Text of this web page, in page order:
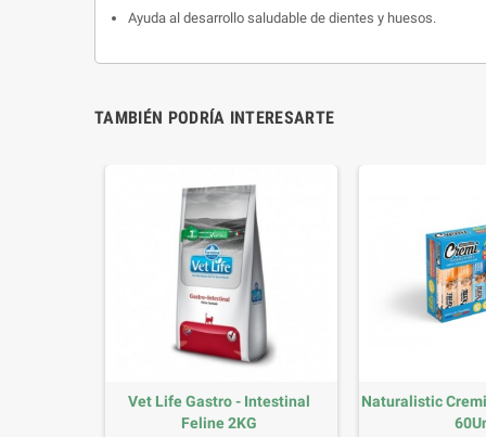
Ayuda al desarrollo saludable de dientes y huesos.
TAMBIÉN PODRÍA INTERESARTE
Vet Life Gastro - Intestinal
Feline 2KG
Naturalistic